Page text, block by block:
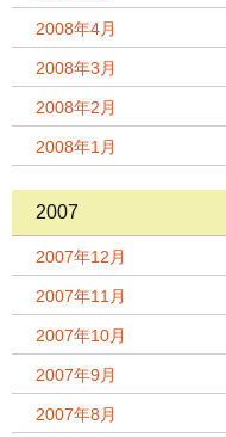
2008年4月
2008年3月
2008年2月
2008年1月
2007
2007年12月
2007年11月
2007年10月
2007年9月
2007年8月